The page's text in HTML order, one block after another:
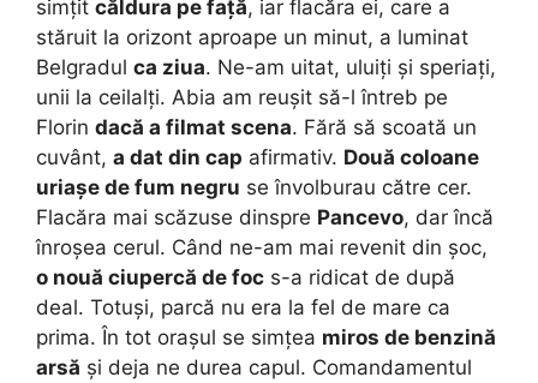
simțit căldura pe față, iar flacăra ei, care a
stăruit la orizont aproape un minut, a luminat
Belgradul ca ziua. Ne-am uitat, uluiți și speriați,
unii la ceilalți. Abia am reușit să-l întreb pe
Florin dacă a filmat scena. Fără să scoată un
cuvânt, a dat din cap afirmativ. Două coloane
uriașe de fum negru se învolburau către cer.
Flacăra mai scăzuse dinspre Pancevo, dar încă
înroșea cerul. Când ne-am mai revenit din șoc,
o nouă ciupercă de foc s-a ridicat de după
deal. Totuși, parcă nu era la fel de mare ca
prima. În tot orașul se simțea miros de benzină
arsă și deja ne durea capul. Comandamentul